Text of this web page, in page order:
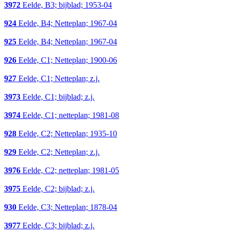
3972 Eelde, B3; bijblad; 1953-04
924 Eelde, B4; Netteplan; 1967-04
925 Eelde, B4; Netteplan; 1967-04
926 Eelde, C1; Netteplan; 1900-06
927 Eelde, C1; Netteplan; z.j.
3973 Eelde, C1; bijblad; z.j.
3974 Eelde, C1; netteplan; 1981-08
928 Eelde, C2; Netteplan; 1935-10
929 Eelde, C2; Netteplan; z.j.
3976 Eelde, C2; netteplan; 1981-05
3975 Eelde, C2; bijblad; z.j.
930 Eelde, C3; Netteplan; 1878-04
3977 Eelde, C3; bijblad; z.j.